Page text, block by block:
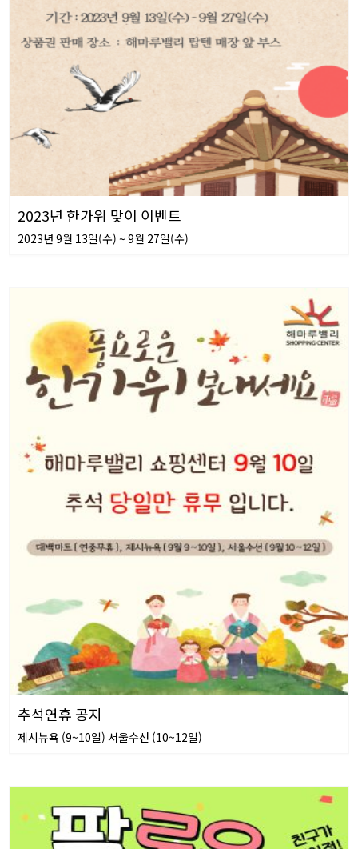
2023년 한가위 맞이 이벤트
2023년 9월 13일(수) ~ 9월 27일(수)
추석연휴 공지
제시뉴욕 (9~10일) 서울수선 (10~12일)